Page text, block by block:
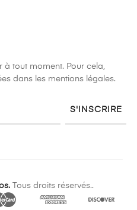
à tout moment. Pour cela,
dans les mentions légales.
S'INSCRIRE
Tous droits réservés..